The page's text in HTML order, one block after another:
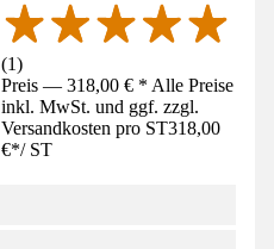
(1)
Preis — 318,00 € * Alle Preise
inkl. MwSt. und ggf. zzgl.
Versandkosten pro ST318,00
€*/ ST